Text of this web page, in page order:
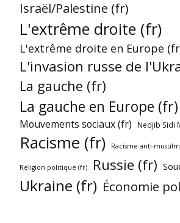
Israël/Palestine (fr)
L'extrême droite (fr)
L'extrême droite en Europe
L'invasion russe de
La gauche (fr)
La gauche en Europe (fr)
Mouvements sociaux (fr) Nedjib Sidi
Racisme (fr) Racisme anti-
Religion politique (fr) Russie (fr)
Ukraine (fr) Économie